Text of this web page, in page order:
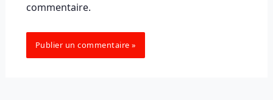
commentaire.